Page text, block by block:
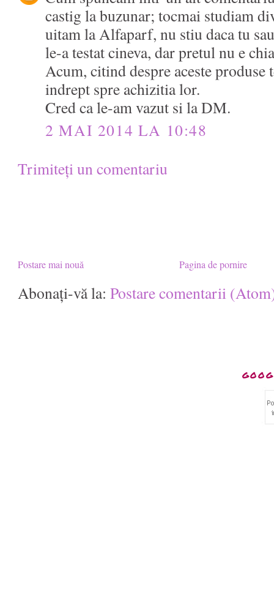
castig la buzunar; tocmai studiam
uitam la Alfaparf, nu stiu daca tu
le-a testat cineva, dar pretul nu e
Acum, citind despre aceste produse
indrept spre achizitia lor.
Cred ca le-am vazut si la DM.
2 MAI 2014 LA 10:48
Trimiteți un comentariu
Postare mai nouă Pagina de pornire
Abonați-vă la:Postare comentarii